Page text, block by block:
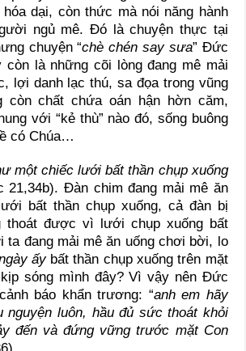
dại, còn thức mà nói năng hành
ngủ mê. Đó là chuyện thực tại
chuyện “chè chén say sưa” Đức
còn là những cõi lòng đang mê mải
lợi danh lạc thú, sa đọa trong vũng
còn chất chứa oán hận hờn căm,
với “kẻ thù” nào đó, sống buông
có Chúa…
một chiếc lưới bất thần chụp xuống
21,34b). Đàn chim đang mải mê ăn
bất thần chụp xuống, cả đàn bị
thoát được vì lưới chụp xuống bất
ta đang mải mê ăn uống chơi bời, lo
ấy bất thần chụp xuống trên mặt
sóng mình đây? Vì vậy nên Đức
báo khẩn trương: “anh em hãy
nguyện luôn, hầu đủ sức thoát khỏi
đến và đứng vững trước mặt Con